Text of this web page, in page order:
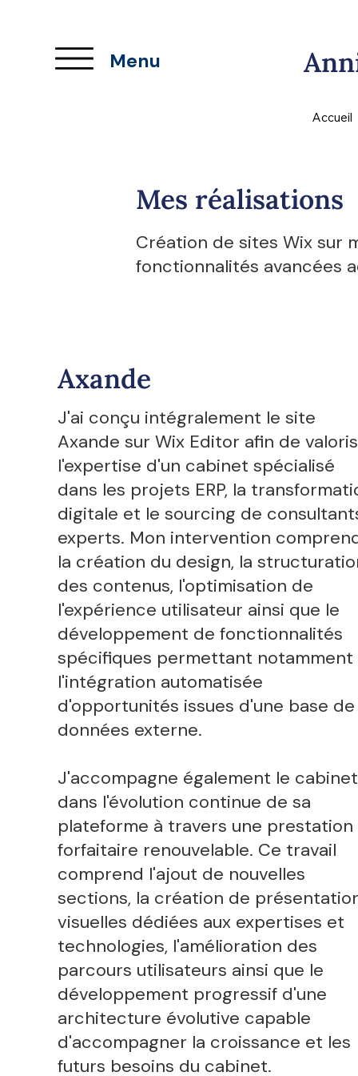
Menu
Accueil
Mes réalisations
Création de sites Wix sur
fonctionnalités avancées
Axande
J'ai conçu intégralement le site
Axande sur Wix Editor afin de
l'expertise d'un cabinet spécialisé
dans les projets ERP, la
digitale et le sourcing de
experts. Mon intervention
la création du design, la
des contenus, l'optimisation de
l'expérience utilisateur ainsi que le
développement de fonctionnalités
spécifiques permettant notamment
l'intégration automatisée
d'opportunités issues d'une base de
données externe.
J'accompagne également le cabinet
dans l'évolution continue de sa
plateforme à travers une prestation
forfaitaire renouvelable. Ce travail
comprend l'ajout de nouvelles
sections, la création de
visuelles dédiées aux expertises et
technologies, l'amélioration des
parcours utilisateurs ainsi que le
développement progressif d'une
architecture évolutive capable
d'accompagner la croissance et les
futurs besoins du cabinet.